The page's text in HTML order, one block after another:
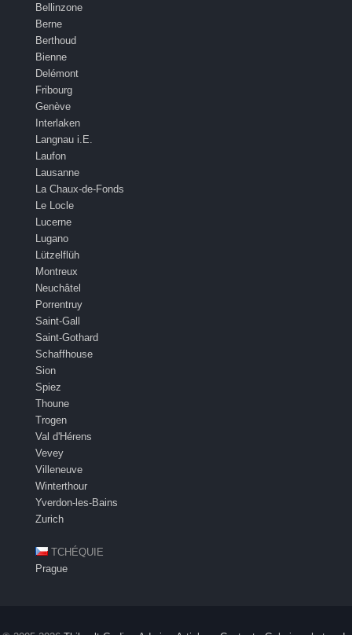
Bellinzone
Berne
Berthoud
Bienne
Delémont
Fribourg
Genève
Interlaken
Langnau i.E.
Laufon
Lausanne
La Chaux-de-Fonds
Le Locle
Lucerne
Lugano
Lützelflüh
Montreux
Neuchâtel
Porrentruy
Saint-Gall
Saint-Gothard
Schaffhouse
Sion
Spiez
Thoune
Trogen
Val d'Hérens
Vevey
Villeneuve
Winterthour
Yverdon-les-Bains
Zurich
TCHÉQUIE
Prague